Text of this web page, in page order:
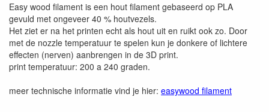
Easy wood filament is een hout filament gebaseerd op PLA
gevuld met ongeveer 40 % houtvezels.
Het ziet er na het printen echt als hout uit en ruikt ook zo. Door
met de nozzle temperatuur te spelen kun je donkere of lichtere
effecten (nerven) aanbrengen in de 3D print.
print temperatuur: 200 a 240 graden.
meer technische informatie vind je hier: easywood filament